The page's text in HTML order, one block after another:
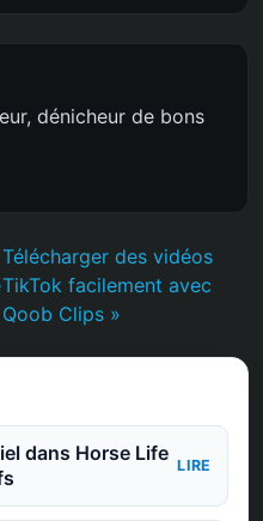
dénicheur de bons
Télécharger des vidéos
TikTok facilement avec
Qoob Clips »
dans Horse Life
LIRE